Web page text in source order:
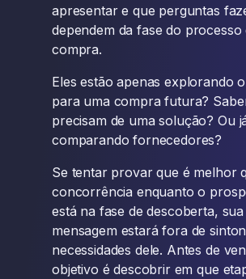
apresentar e que perguntas
dependem da fase do processo
compra.
Eles estão apenas explorando
para uma compra futura?
precisam de uma solução? Ou
comparando fornecedores?
Se tentar provar que é melhor
concorrência enquanto o
está na fase de descoberta, sua
mensagem estará fora de
necessidades dele. Antes de
objetivo é descobrir em que